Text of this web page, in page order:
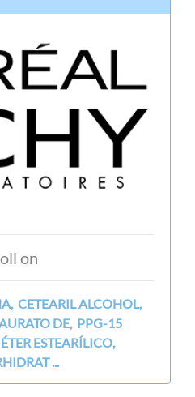
on
CETEARIL ALCOHOL,
DE, PPG-15
ESTEARÍLICO,
...